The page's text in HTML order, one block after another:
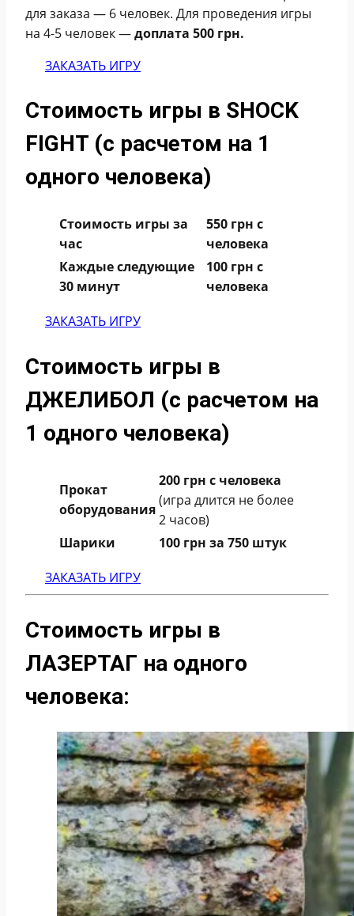
для заказа — 6 человек. Для проведения игры
на 4-5 человек —доплата 500 грн.
ЗАКАЗАТЬ ИГРУ
Стоимость игры в SHOCK
FIGHT (с расчетом на 1
одного человека)
Стоимость игры за
час
550 грн с
человека
Каждые следующие
30 минут
100 грн с
человека
ЗАКАЗАТЬ ИГРУ
Стоимость игры в
ДЖЕЛИБОЛ (с расчетом на
1 одного человека)
Прокат
оборудования
200 грн с человека
(игра длится не более
2 часов)
Шарики
100 грн за 750 штук
ЗАКАЗАТЬ ИГРУ
Стоимость игры в
ЛАЗЕРТАГ на одного
человека: